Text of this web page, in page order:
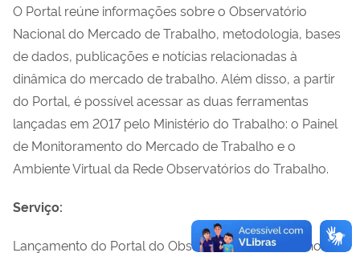
O Portal reúne informações sobre o Observatório
Nacional do Mercado de Trabalho, metodologia, bases
de dados, publicações e notícias relacionadas à
dinâmica do mercado de trabalho. Além disso, a partir
do Portal, é possível acessar as duas ferramentas
lançadas em 2017 pelo Ministério do Trabalho: o Painel
de Monitoramento do Mercado de Trabalho e o
Ambiente Virtual da Rede Observatórios do Trabalho.
Serviço:
Lançamento do Portal do Observatório do Trabalho